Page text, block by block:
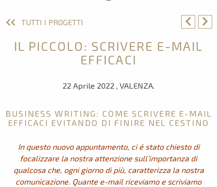
TUTTI I PROGETTI
IL PICCOLO: SCRIVERE E-MAIL
EFFICACI
22 Aprile 2022 , VALENZA.
BUSINESS WRITING: COME SCRIVERE E-MAIL
EFFICACI EVITANDO DI FINIRE NEL CESTINO
In questo nuovo appuntamento, ci é stato chiesto di
focalizzare la nostra attenzione sull’importanza di
qualcosa che, ogni giorno di più, caratterizza la nostra
comunicazione. Quante e-mail riceviamo e scriviamo